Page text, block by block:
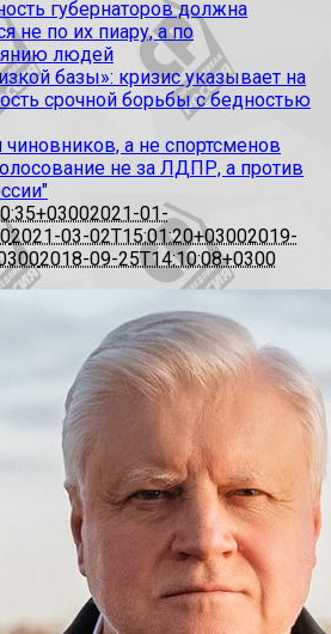
губернаторов должна
не по их пиару, а по
людей
базы»: кризис указывает на
срочной борьбы с бедностью
чиновников, а не спортсменов
не за ЛДПР, а против
2021-01-
2021-03-02T15:01:20+03002019-
2018-09-25T14:10:08+0300